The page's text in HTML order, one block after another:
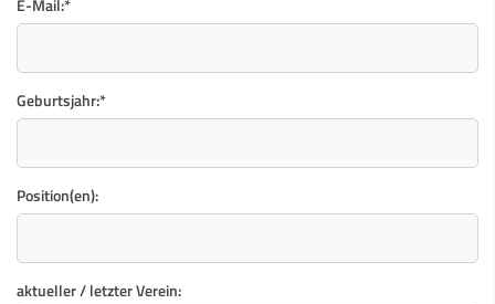
E-Mail:*
Geburtsjahr:*
Position(en):
aktueller / letzter Verein: